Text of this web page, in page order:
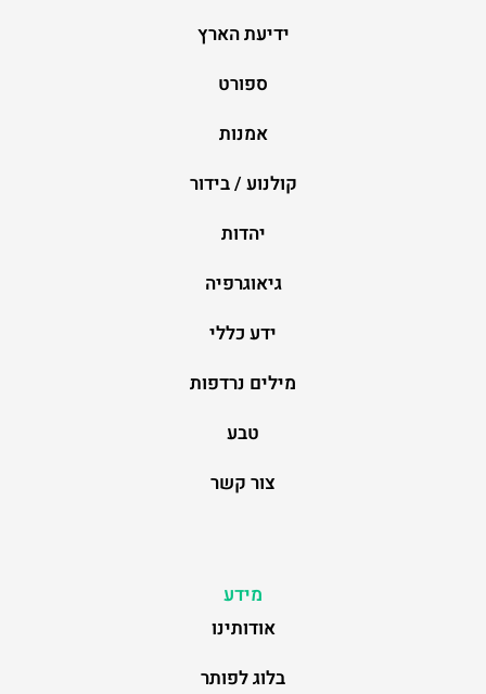
ידיעת הארץ
ספורט
אמנות
קולנוע / בידור
יהדות
גיאוגרפיה
ידע כללי
מילים נרדפות
טבע
צור קשר
מידע
אודותינו
בלוג לפותר